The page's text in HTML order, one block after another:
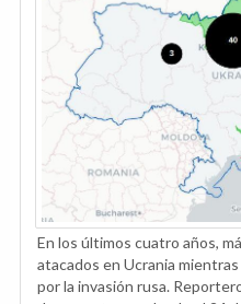
En los últimos cuatro años,
atacados en Ucrania
por la invasión rusa.